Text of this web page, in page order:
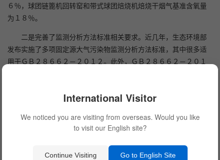
６％，球团链篦机回转窑和带式球团焙烧机焙烧干烟气基准含氧量
为１８％。
二是完善了监测分析方法标准相关要求。近几年，生态环境部
发布实施了多项固定源大气污染物监测分析方法标准，其中很多适
用于ＧＢ２８６６２－２０１２。此外，ＧＢ２８６６２－２０１
性引用文件和表５中监测方法标准编号的年号，并增加了５．８条
物监测方法标准，如适用性满足要求，同样适用于本标准相应污染
关于《轧钢工业大气污染物排放标准》修改单
International Visitor
We noticed you are visiting from overseas. Would you like
to visit our English site?
Continue Visiting Go to English Site